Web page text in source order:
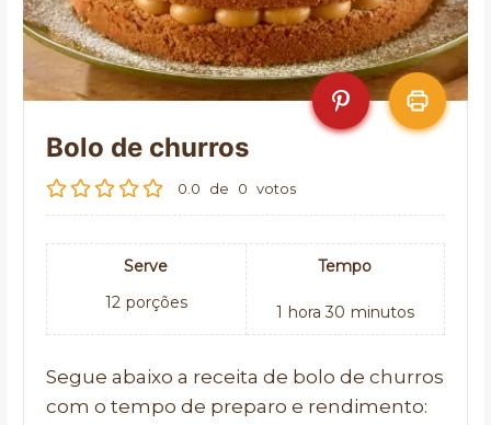
Bolo de churros
0.0 de 0 votos
Serve
12 porções
Tempo
1 hora30 minutos
Segue abaixo a receita de bolo de churros
com o tempo de preparo e rendimento: